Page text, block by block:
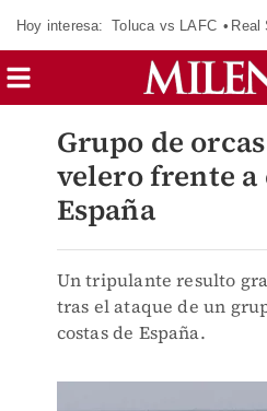
Hoy interesa: Toluca vs LAFC Real
Grupo de
velero frente a
España
Un tripulante resulto
tras el ataque de un
costas de España.